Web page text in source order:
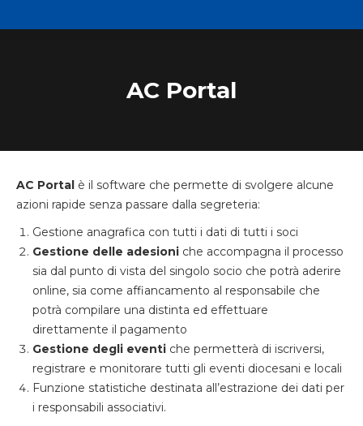
AC Portal
AC Portal è il software che permette di svolgere alcune
azioni rapide senza passare dalla segreteria:
Gestione anagrafica con tutti i dati di tutti i soci
Gestione delle adesioni che accompagna il processo
sia dal punto di vista del singolo socio che potrà aderire
online, sia come affiancamento al responsabile che
potrà compilare una distinta ed effettuare
direttamente il pagamento
Gestione degli eventi che permetterà di iscriversi,
registrare e monitorare tutti gli eventi diocesani e locali
Funzione statistiche destinata all’estrazione dei dati per
i responsabili associativi.